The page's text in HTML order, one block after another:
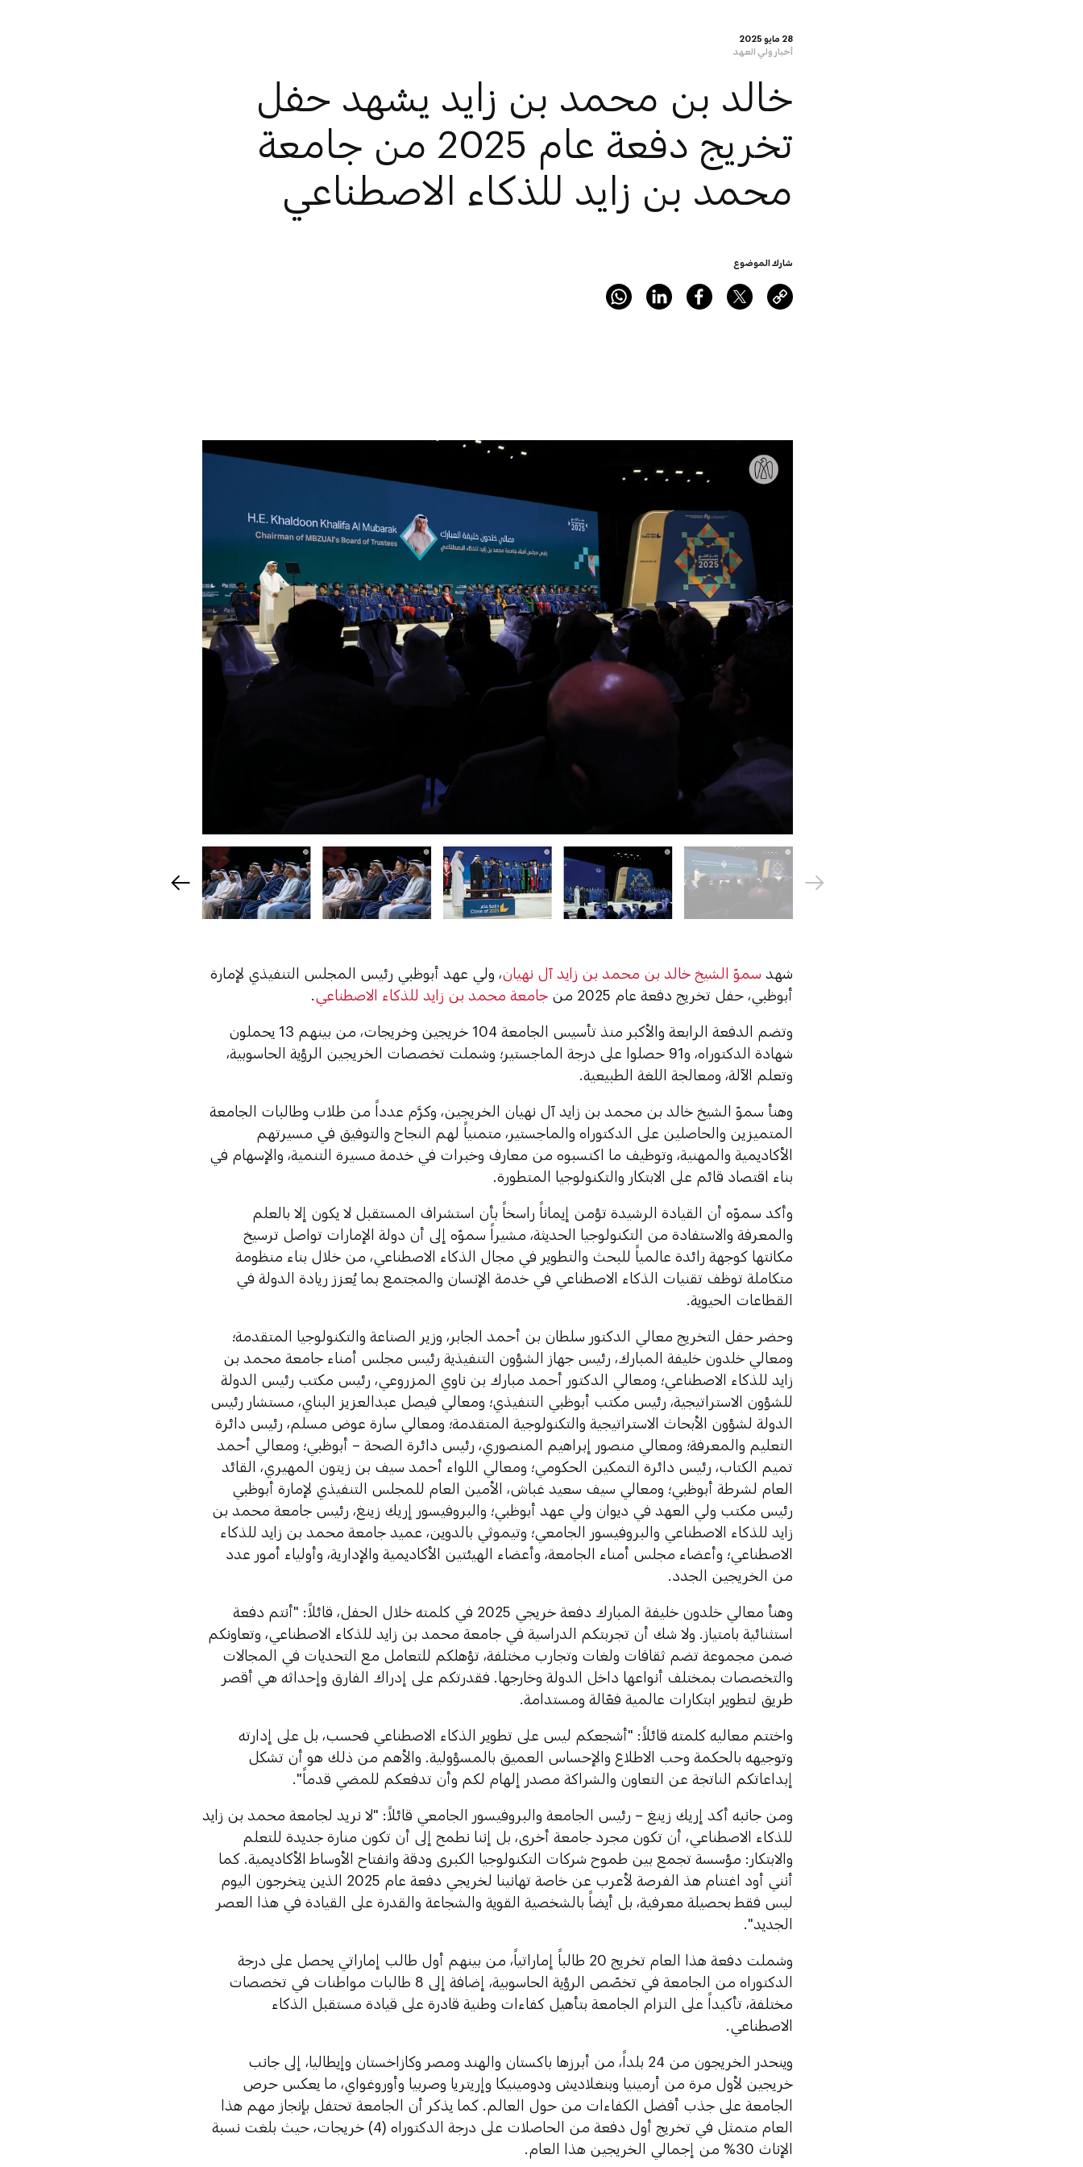
28 مايو 2025
أخبار ولي العهد
خالد بن محمد بن زايد يشهد حفل
تخريج دفعة عام 2025 من جامعة
محمد بن زايد للذكاء الاصطناعي
شارك الموضوع
شهد سموّ الشيخ خالد بن محمد بن زايد آل نهيان، ولي عهد أبوظبي رئيس المجلس التنفيذي لإمارة
أبوظبي، حفل تخريج دفعة عام 2025 من
جامعة محمد بن زايد للذكاء الاصطناعي.
وتضم الدفعة الرابعة والأكبر منذ تأسيس الجامعة 104 خريجين وخريجات، من بينهم 13 يحملون
شهادة الدكتوراه، و91 حصلوا على درجة الماجستير؛ وشملت تخصصات الخريجين الرؤية الحاسوبية،
وتعلم الآلة، ومعالجة اللغة الطبيعية.
وهنأ سموّ الشيخ خالد بن محمد بن زايد آل نهيان الخريجين، وكرَّم عدداً من طلاب وطالبات الجامعة
المتميزين والحاصلين على الدكتوراه والماجستير، متمنياً لهم النجاح والتوفيق في مسيرتهم
الأكاديمية والمهنية، وتوظيف ما اكتسبوه من معارف وخبرات في خدمة مسيرة التنمية، والإسهام في
بناء اقتصاد قائم على الابتكار والتكنولوجيا المتطورة.
وأكد سموّه أن القيادة الرشيدة تؤمن إيماناً راسخاً بأن استشراف المستقبل لا يكون إلا بالعلم
والمعرفة والاستفادة من التكنولوجيا الحديثة، مشيراً سموّه إلى أن دولة الإمارات تواصل ترسيخ
مكانتها كوجهة رائدة عالمياً للبحث والتطوير في مجال الذكاء الاصطناعي، من خلال بناء منظومة
متكاملة توظف تقنيات الذكاء الاصطناعي في خدمة الإنسان والمجتمع بما يُعزز ريادة الدولة في
القطاعات الحيوية.
وحضر حفل التخريج معالي الدكتور سلطان بن أحمد الجابر، وزير الصناعة والتكنولوجيا المتقدمة؛
ومعالي خلدون خليفة المبارك، رئيس جهاز الشؤون التنفيذية رئيس مجلس أمناء جامعة محمد بن
زايد للذكاء الاصطناعي؛ ومعالي الدكتور أحمد مبارك بن ناوي المزروعي، رئيس مكتب رئيس الدولة
للشؤون الاستراتيجية، رئيس مكتب أبوظبي التنفيذي؛ ومعالي فيصل عبدالعزيز البناي، مستشار رئيس
الدولة لشؤون الأبحاث الاستراتيجية والتكنولوجية المتقدمة؛ ومعالي سارة عوض مسلم، رئيس دائرة
التعليم والمعرفة؛ ومعالي منصور إبراهيم المنصوري، رئيس دائرة الصحة – أبوظبي؛ ومعالي أحمد
تميم الكتاب، رئيس دائرة التمكين الحكومي؛ ومعالي اللواء أحمد سيف بن زيتون المهيري، القائد
العام لشرطة أبوظبي؛ ومعالي سيف سعيد غباش، الأمين العام للمجلس التنفيذي لإمارة أبوظبي
رئيس مكتب ولي العهد في ديوان ولي عهد أبوظبي؛ والبروفيسور إريك زينغ، رئيس جامعة محمد بن
زايد للذكاء الاصطناعي والبروفيسور الجامعي؛ وتيموثي بالدوين، عميد جامعة محمد بن زايد للذكاء
الاصطناعي؛ وأعضاء مجلس أمناء الجامعة، وأعضاء الهيئتين الأكاديمية والإدارية، وأولياء أمور عدد
من الخريجين الجدد.
وهنأ معالي خلدون خليفة المبارك دفعة خريجي 2025 في كلمته خلال الحفل، قائلاً: "أنتم دفعة
استثنائية بامتياز. ولا شك أن تجربتكم الدراسية في جامعة محمد بن زايد للذكاء الاصطناعي، وتعاونكم
ضمن مجموعة تضم ثقافات ولغات وتجارب مختلفة، تؤهلكم للتعامل مع التحديات في المجالات
والتخصصات بمختلف أنواعها داخل الدولة وخارجها. فقدرتكم على إدراك الفارق وإحداثه هي أقصر
طريق لتطوير ابتكارات عالمية فعّالة ومستدامة.
واختتم معاليه كلمته قائلاً: "أشجعكم ليس على تطوير الذكاء الاصطناعي فحسب، بل على إدارته
وتوجيهه بالحكمة وحب الاطلاع والإحساس العميق بالمسؤولية. والأهم من ذلك هو أن تشكل
إبداعاتكم الناتجة عن التعاون والشراكة مصدر إلهام لكم وأن تدفعكم للمضي قدماً".
ومن جانبه أكد إريك زينغ – رئيس الجامعة والبروفيسور الجامعي قائلاً: "لا نريد لجامعة محمد بن زايد
للذكاء الاصطناعي، أن تكون مجرد جامعة أخرى، بل إننا نطمح إلى أن تكون منارة جديدة للتعلم
والابتكار: مؤسسة تجمع بين طموح شركات التكنولوجيا الكبرى ودقة وانفتاح الأوساط الأكاديمية. كما
أنني أود اغتنام هذ الفرصة لأعرب عن خاصة تهانينا لخريجي دفعة عام 2025 الذين يتخرجون اليوم
ليس فقط بحصيلة معرفية، بل أيضاً بالشخصية القوية والشجاعة والقدرة على القيادة في هذا العصر
الجديد".
وشملت دفعة هذا العام تخريج 20 طالباً إماراتياً، من بينهم أول طالب إماراتي يحصل على درجة
الدكتوراه من الجامعة في تخصّص الرؤية الحاسوبية، إضافة إلى 8 طالبات مواطنات في تخصصات
مختلفة، تأكيداً على التزام الجامعة بتأهيل كفاءات وطنية قادرة على قيادة مستقبل الذكاء
الاصطناعي.
وينحدر الخريجون من 24 بلداً، من أبرزها باكستان والهند ومصر وكازاخستان وإيطاليا، إلى جانب
خريجين لأول مرة من أرمينيا وبنغلاديش ودومينيكا وإريتريا وصربيا وأوروغواي، ما يعكس حرص
الجامعة على جذب أفضل الكفاءات من حول العالم. كما يذكر أن الجامعة تحتفل بإنجاز مهم هذا
العام متمثل في تخريج أول دفعة من الحاصلات على درجة الدكتوراه (4) خريجات، حيث بلغت نسبة
الإناث 30% من إجمالي الخريجين هذا العام.